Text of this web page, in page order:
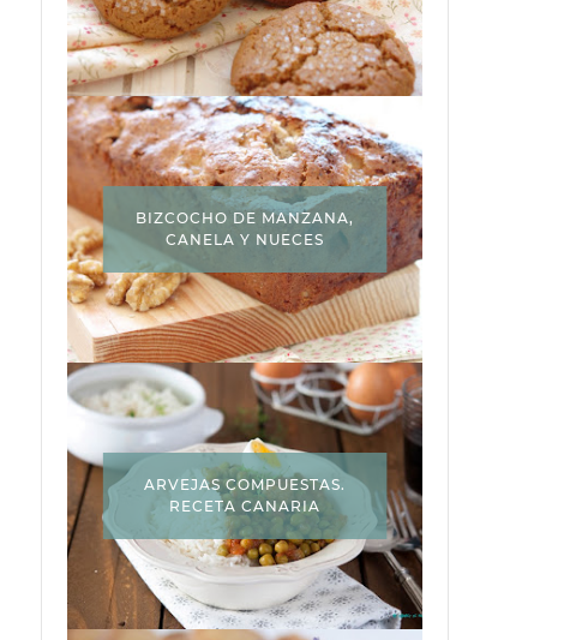
BIZCOCHO DE MANZANA,
CANELA Y NUECES
ARVEJAS COMPUESTAS.
RECETA CANARIA